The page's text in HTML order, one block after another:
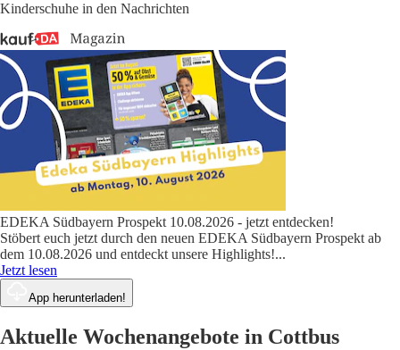
Kinderschuhe in den Nachrichten
EDEKA Südbayern Prospekt 10.08.2026 - jetzt entdecken!
Stöbert euch jetzt durch den neuen EDEKA Südbayern Prospekt ab
dem 10.08.2026 und entdeckt unsere Highlights!...
Jetzt lesen
App herunterladen!
Aktuelle Wochenangebote in Cottbus